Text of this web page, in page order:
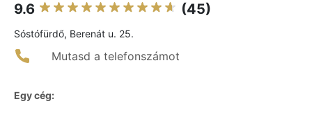
9.6 (45)
Sóstófürdő, Berenát u. 25.
Mutasd a telefonszámot
Egy cég: